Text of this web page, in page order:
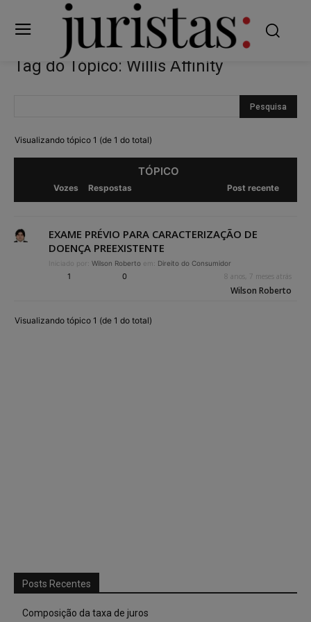
Tag do Tópico: Willis Affinity
Visualizando tópico 1 (de 1 do total)
TÓPICO
Vozes Respostas Post recente
EXAME PRÉVIO PARA CARACTERIZAÇÃO DE
DOENÇA PREEXISTENTE
Iniciado por: Wilson Roberto em: Direito do Consumidor
1 0 8 anos, 7 meses atrás
Wilson Roberto
Visualizando tópico 1 (de 1 do total)
Posts Recentes
Composição da taxa de juros